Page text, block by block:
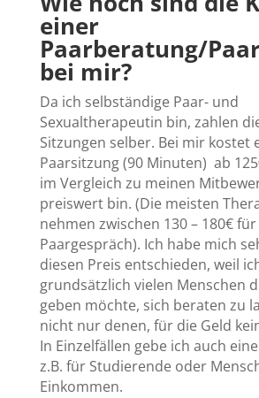
einer
Paarberatung/
bei mir?
Da ich selbständige Paar- und
Sexualtherapeutin bin, zahlen
Sitzungen selber. Bei mir kostet
Paarsitzung (90 Minuten) ab
im Vergleich zu meinen
preiswert bin. (Die meisten
nehmen zwischen 130 – 180€
Paargespräch). Ich habe mich
diesen Preis entschieden, weil
grundsätzlich vielen Menschen
geben möchte, sich beraten zu
nicht nur denen, für die Geld
In Einzelfällen gebe ich auch
z.B. für Studierende oder
Einkommen.